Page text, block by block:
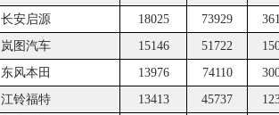
长安启源 18025 73929
岚图汽车 15146 51722
东风本田 13976 74110
江铃福特 13413 45737